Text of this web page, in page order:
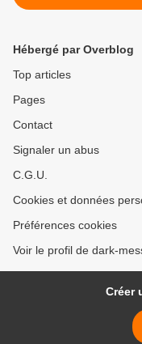
entre Skyrim,
Hébergé par Overblog
Top articles
Pages
Contact
Signaler un abus
C.G.U.
Cookies et données
Préférences cookies
Voir le profil de dark-
Créer